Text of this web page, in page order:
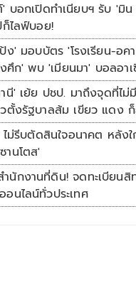
บอกเปิดทำเนียบฯ รับ 'มิ
ก็ไลฟ์บอย!
ง' มอบบัตร 'โรงเรียน-อค
งศึก' พบ 'เมียนมา' บอลอา
' เย้ย ปชป. มาถึงจุดที่ไม่มี
ตั้งรัฐบาลส้ม เขียว แดง ก็
ไม่รีบตัดสินใจอนาคต หลัง
นโตส'
ำนักงานที่ดิน! จดทะเบียนสิ
อนไลน์ทั่วประเทศ